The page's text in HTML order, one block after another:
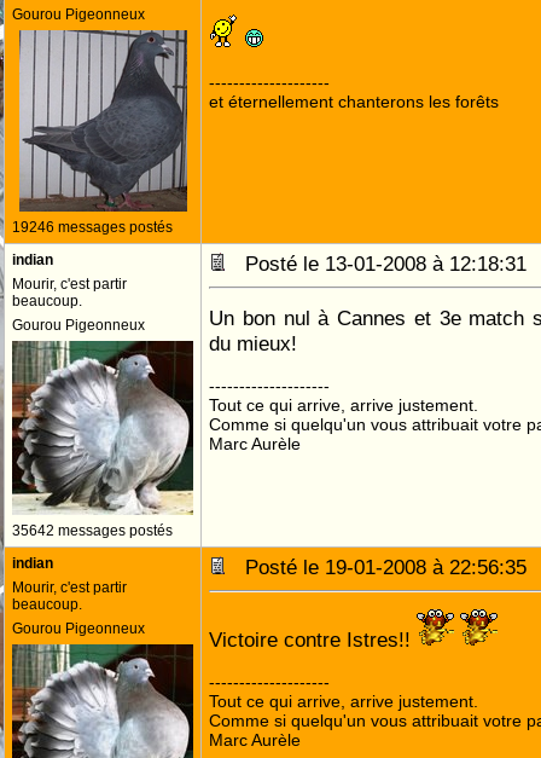
Gourou Pigeonneux
19246 messages postés
--------------------
et éternellement chanterons les forêts
indian
Mourir, c'est partir
beaucoup.
Gourou Pigeonneux
35642 messages postés
Posté le 13-01-2008 à
Un bon nul à Cannes et 3e match
du mieux!
--------------------
Tout ce qui arrive, arrive justement.
Comme si quelqu'un vous attribuait votre
Marc Aurèle
indian
Mourir, c'est partir
beaucoup.
Gourou Pigeonneux
Posté le 19-01-2008 à
Victoire contre Istres!!
--------------------
Tout ce qui arrive, arrive justement.
Comme si quelqu'un vous attribuait votre
Marc Aurèle